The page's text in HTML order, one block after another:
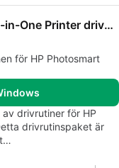
HP Photosmart 6525 e-All-in-One Printer drivers
för HP Photosmart
drivrutiner för HP
drivrutinspaket är